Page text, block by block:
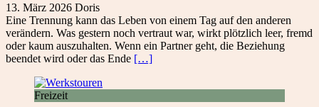
13. März 2026 Doris
Eine Trennung kann das Leben von einem Tag auf den anderen
verändern. Was gestern noch vertraut war, wirkt plötzlich leer, fremd
oder kaum auszuhalten. Wenn ein Partner geht, die Beziehung
beendet wird oder das Ende […]
Freizeit